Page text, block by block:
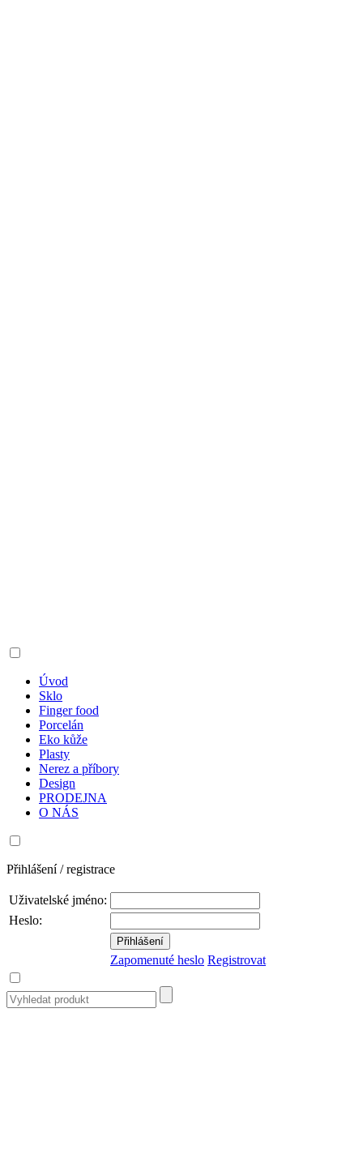
Úvod
Sklo
Finger food
Porcelán
Eko kůže
Plasty
Nerez a příbory
Design
PRODEJNA
O NÁS
Přihlášení / registrace
Uživatelské jméno:
Heslo:
Zapomenuté heslo Registrovat